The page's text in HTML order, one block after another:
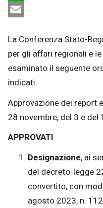
WhatsApp
La Conferenza Stato-
per gli affari regionali e
esaminato il seguente
indicati:
Approvazione dei report
28 novembre, del 3 e
APPROVATI
Designazione, ai
del decreto-legge
convertito, con
agosto 2023, n.